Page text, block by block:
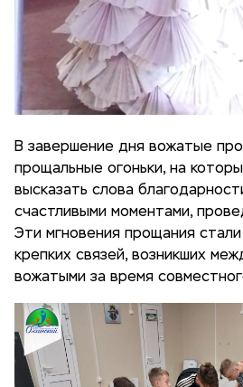
В завершение дня вожатые
прощальные огоньки, на
высказать слова
счастливыми моментами,
Эти мгновения прощания
крепких связей, возникших
вожатыми за время